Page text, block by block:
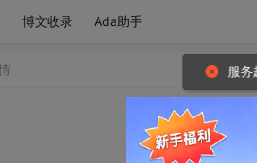
博文收录 Ada助手
服务